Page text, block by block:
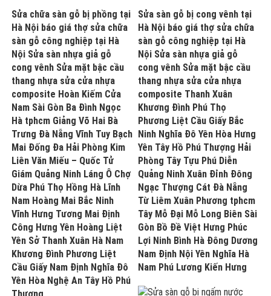
Sửa chữa sàn gỗ bị phồng tại
Hà Nội báo giá thợ sửa chữa
sàn gỗ công nghiệp tại Hà
Nội Sửa sàn nhựa giả gỗ
cong vênh Sửa mặt bậc cầu
thang nhựa sửa cửa nhựa
composite Hoàn Kiếm Cửa
Nam Sài Gòn Ba Đình Ngọc
Hà tphcm Giảng Võ Hai Bà
Trưng Đà Nẵng Vĩnh Tuy Bạch
Mai Đống Đa Hải Phòng Kim
Liên Văn Miếu – Quốc Tử
Giám Quảng Ninh Láng Ô Chợ
Dừa Phú Thọ Hồng Hà Lĩnh
Nam Hoàng Mai Bắc Ninh
Vĩnh Hưng Tương Mai Định
Công Hưng Yên Hoàng Liệt
Yên Sở Thanh Xuân Hà Nam
Khương Đình Phương Liệt
Cầu Giấy Nam Định Nghĩa Đô
Yên Hòa Nghệ An Tây Hồ Phú
Thượng
Sửa sàn gỗ bị cong vênh tại
Hà Nội báo giá thợ sửa chữa
sàn gỗ công nghiệp tại Hà
Nội Sửa sàn nhựa giả gỗ
cong vênh Sửa mặt bậc cầu
thang nhựa sửa cửa nhựa
composite Thanh Xuân
Khương Đình Phú Thọ
Phương Liệt Cầu Giấy Bắc
Ninh Nghĩa Đô Yên Hòa Hưng
Yên Tây Hồ Phú Thượng Hải
Phòng Tây Tựu Phú Diễn
Quảng Ninh Xuân Đỉnh Đông
Ngạc Thượng Cát Đà Nẵng
Từ Liêm Xuân Phương tphcm
Tây Mỗ Đại Mỗ Long Biên Sài
Gòn Bồ Đề Việt Hưng Phúc
Lợi Ninh Bình Hà Đông Dương
Nam Định Nội Yên Nghĩa Hà
Nam Phú Lương Kiến Hưng